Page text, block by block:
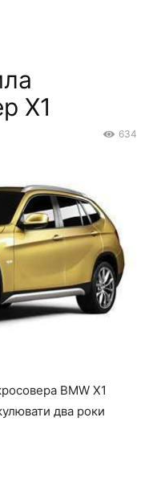
X1
634
BMW X1
два роки